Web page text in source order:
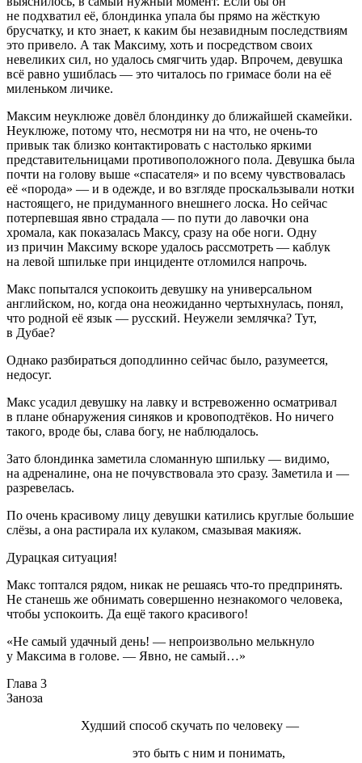
не подхватил её, блондинка упала бы прямо на жёсткую
брусчатку, и кто знает, к каким бы незавидным последствиям
это привело. А так Максиму, хоть и посредством своих
невеликих сил, но удалось смягчить удар. Впрочем, девушка
всё равно ушиблась — это читалось по гримасе боли на её
миленьком личике.
Максим неуклюже довёл блондинку до ближайшей скамейки.
Неуклюже, потому что, несмотря ни на что, не очень-то
привык так близко контактировать с настолько яркими
представительницами противоположного пола. Девушка была
почти на голову выше «спасателя» и по всему чувствовалась
её «порода» — и в одежде, и во взгляде проскальзывали нотки
настоящего, не придуманного внешнего лоска. Но сейчас
потерпевшая явно страдала — по пути до лавочки она
хромала, как показалась Максу, сразу на обе ноги. Одну
из причин Максиму вскоре удалось рассмотреть — каблук
на левой шпильке при инциденте отломился напрочь.
Макс попытался успокоить девушку на универсальном
английском, но, когда она неожиданно чертыхнулась, понял,
что родной её язык — русский. Неужели землячка? Тут,
в Дубае?
Однако разбираться доподлинно сейчас было, разумеется,
недосуг.
Макс усадил девушку на лавку и встревоженно осматривал
в плане обнаружения синяков и кровоподтёков. Но ничего
такого, вроде бы, слава богу, не наблюдалось.
Зато блондинка заметила сломанную шпильку — видимо,
на адреналине, она не почувствовала это сразу. Заметила и —
разревелась.
По очень красивому лицу девушки катились круглые большие
слёзы, а она растирала их кулаком, смазывая макияж.
Дурацкая ситуация!
Макс топтался рядом, никак не решаясь что-то предпринять.
Не станешь же обнимать совершенно незнакомого человека,
чтобы успокоить. Да ещё такого красивого!
«Не самый удачный день! — непроизвольно мелькнуло
у Максима в голове. — Явно, не самый…»
Глава 3
Заноза
Худший способ скучать по человеку —
это быть с ним и понимать,